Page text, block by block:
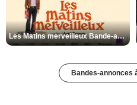
Les Matins merveilleux Bande-annonce VF
Bandes-annonces